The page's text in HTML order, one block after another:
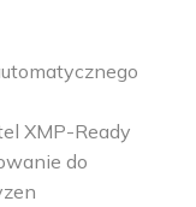
XMP-Ready
do